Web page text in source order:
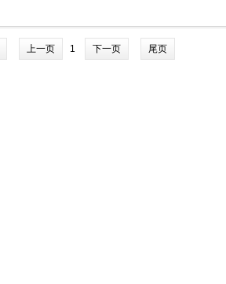
上一页 1 下一页 尾页